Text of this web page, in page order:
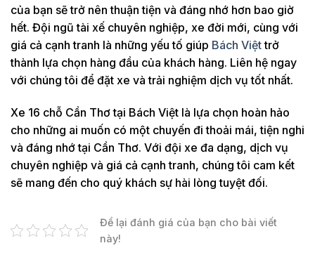
của bạn sẽ trở nên thuận tiện và đáng nhớ hơn bao giờ
hết. Đội ngũ tài xế chuyên nghiệp, xe đời mới, cùng với
giá cả cạnh tranh là những yếu tố giúp Bách Việttrở
thành lựa chọn hàng đầu của khách hàng. Liên hệ ngay
với chúng tôi để đặt xe và trải nghiệm dịch vụ tốt nhất.
Xe 16 chỗ Cần Thơ tại Bách Việt là lựa chọn hoàn hảo
cho những ai muốn có một chuyến đi thoải mái, tiện nghi
và đáng nhớ tại Cần Thơ. Với đội xe đa dạng, dịch vụ
chuyên nghiệp và giá cả cạnh tranh, chúng tôi cam kết
sẽ mang đến cho quý khách sự hài lòng tuyệt đối.
Để lại đánh giá của bạn cho bài viết
này!